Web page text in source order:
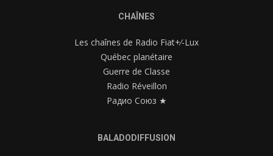
CHAÎNES
Les chaînes de Radio Fiat+⁄-Lux
Québec planétaire
Guerre de Classe
Radio Réveillon
Радио Союз ★
BALADODIFFUSION